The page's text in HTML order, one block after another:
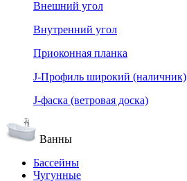
Внешний угол
Внутренний угол
Приоконная планка
J-Профиль широкий (наличник)
J-фаска (ветровая доска)
Ванны
Бассейны
Чугунные